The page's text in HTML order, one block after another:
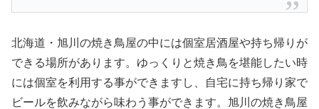
北海道・旭川の焼き鳥屋の中には個室居酒屋や持ち帰りが
できる場所があります。ゆっくりと焼き鳥を堪能したい時
には個室を利用する事ができますし、自宅に持ち帰り家で
ビールを飲みながら味わう事ができます。旭川の焼き鳥屋